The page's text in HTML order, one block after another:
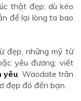
thật đẹp; dù kéo
để lại lòng ta bao
đẹp, những mỹ từ
yêu đương; viết
yêu . Waodate trân
đẹp đó đến bạn.